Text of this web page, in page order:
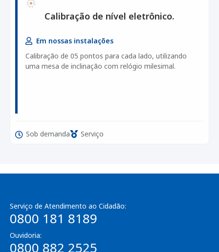
Calibração de nível eletrônico.
Em nossas instalações
Calibração de 05 pontos para cada lado, utilizando
uma mesa de inclinação com relógio milesimal.
Sob demanda Serviço
Serviço de Atendimento ao Cidadão:
0800 181 8189
Ouvidoria:
0800 882 2525